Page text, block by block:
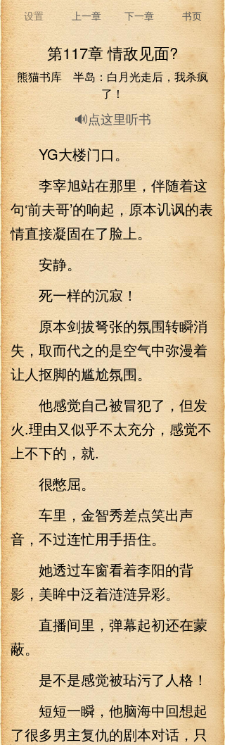
设置 上一章 下一章 书页
第117章 情敌见面?
熊猫书库 半岛：白月光走后，我杀疯
了！
🔊点这里听书
YG大楼门口。
李宰旭站在那里，伴随着这
句‘前夫哥’的响起，原本讥讽的表
情直接凝固在了脸上。
安静。
死一样的沉寂！
原本剑拔弩张的氛围转瞬消
失，取而代之的是空气中弥漫着
让人抠脚的尴尬氛围。
他感觉自己被冒犯了，但发
火.理由又似乎不太充分，感觉不
上不下的，就.
很憋屈。
车里，金智秀差点笑出声
音，不过连忙用手捂住。
她透过车窗看着李阳的背
影，美眸中泛着涟涟异彩。
直播间里，弹幕起初还在蒙
蔽。
是不是感觉被玷污了人格！
短短一瞬，他脑海中回想起
了很多男主复仇的剧本对话，只